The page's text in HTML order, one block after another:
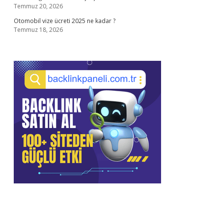
Temmuz 20, 2026
Otomobil vize ücreti 2025 ne kadar ?
Temmuz 18, 2026